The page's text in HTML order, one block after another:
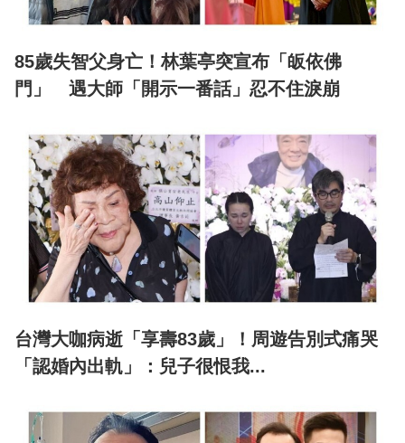
85歲失智父身亡！林葉亭突宣布「皈依佛
門」 遇大師「開示一番話」忍不住淚崩
台灣大咖病逝「享壽83歲」！周遊告別式痛哭
「認婚內出軌」：兒子很恨我...